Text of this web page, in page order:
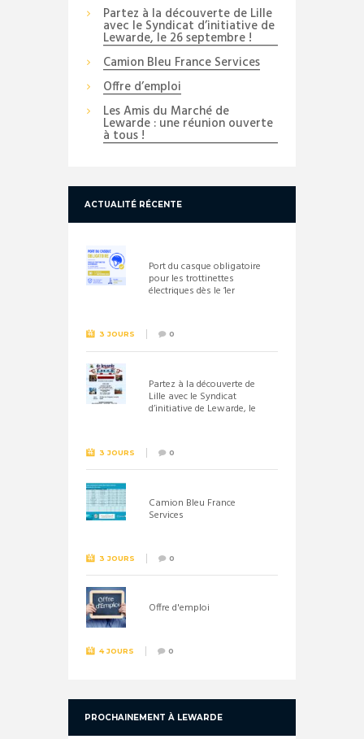
Partez à la découverte de Lille
avec le Syndicat d’initiative de
Lewarde, le 26 septembre !
Camion Bleu France Services
Offre d’emploi
Les Amis du Marché de
Lewarde : une réunion ouverte
à tous !
ACTUALITÉ RÉCENTE
Port du casque obligatoire
pour les trottinettes
électriques dès le 1er
3 JOURS 0
Partez à la découverte de
Lille avec le Syndicat
d’initiative de Lewarde, le
3 JOURS 0
Camion Bleu France
Services
3 JOURS 0
Offre d'emploi
4 JOURS 0
PROCHAINEMENT À LEWARDE